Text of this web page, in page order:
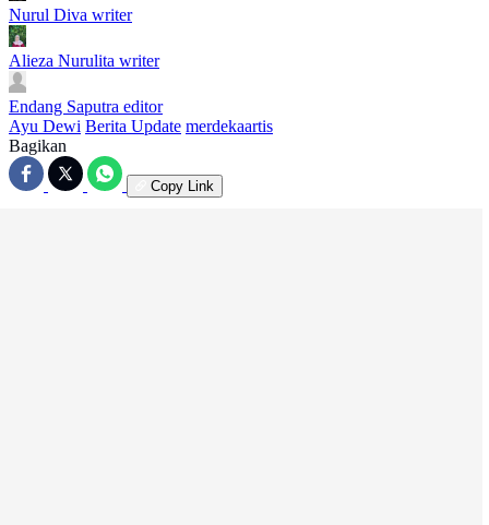
Nurul Diva writer
Alieza Nurulita writer
Endang Saputra editor
Ayu Dewi Berita Update merdekaartis
Bagikan
Copy Link